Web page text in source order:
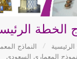
الخطة
النماذج /
المعماري السعودي